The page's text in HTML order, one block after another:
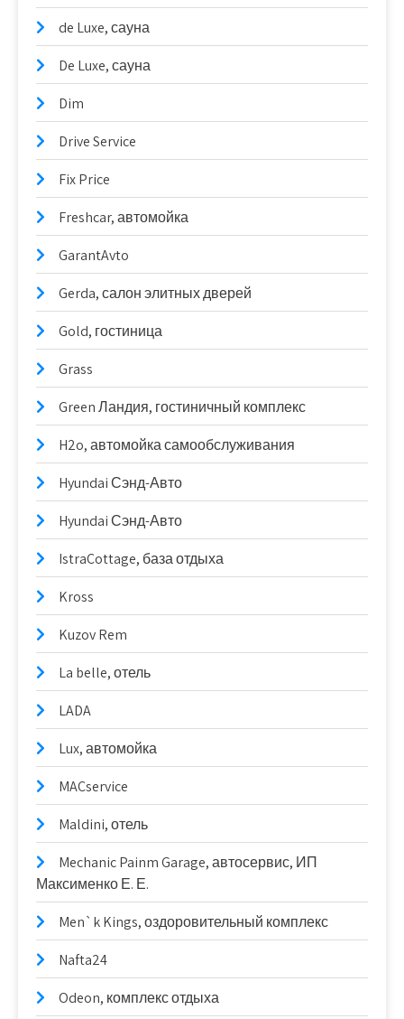
de Luxe, сауна
De Luxe, сауна
Dim
Drive Service
Fix Price
Freshcar, автомойка
GarantAvto
Gerda, салон элитных дверей
Gold, гостиница
Grass
Green Ландия, гостиничный комплекс
H2o, автомойка самообслуживания
Hyundai Сэнд-Авто
Hyundai Сэнд-Авто
IstraCottage, база отдыха
Kross
Kuzov Rem
La belle, отель
LADA
Lux, автомойка
MACservice
Maldini, отель
Mechanic Painm Garage, автосервис, ИП
Максименко Е. Е.
Men`k Kings, оздоровительный комплекс
Nafta24
Odeon, комплекс отдыха